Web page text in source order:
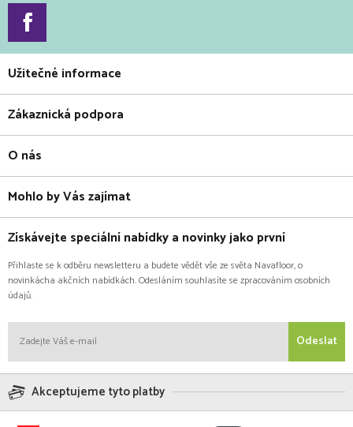
Užitečné informace
Zákaznická podpora
O nás
Mohlo by Vás zajímat
Získávejte speciální nabídky a novinky jako první
Přihlaste se k odběru newsletteru a budete vědět vše ze světa Navafloor, o
novinkácha akčních nabídkách. Odesláním souhlasíte se zpracováním osobních
údajů.
Odeslat
Akceptujeme tyto platby